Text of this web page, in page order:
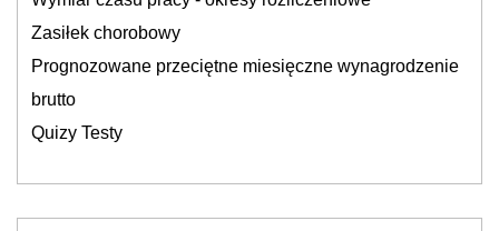
Zasiłek chorobowy
Prognozowane przeciętne miesięczne wynagrodzenie
brutto
Quizy Testy